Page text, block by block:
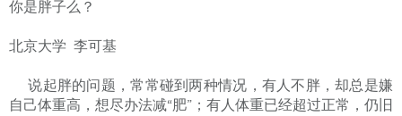
你是胖子么？
北京大学 李可基
说起胖的问题，常常碰到两种情况，有人不胖，却总是嫌
自己体重高，想尽办法减“肥”；有人体重已经超过正常，仍旧